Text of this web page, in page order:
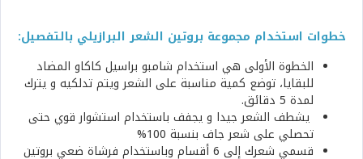
خطوات استخدام مجموعة بروتين الشعر البرازيلي بالتفصيل:
الخطوة الأولى هي استخدام شامبو براسيل كاكاو المضاد
للبقايا، توضع كمية مناسبة على الشعر ويتم تدلكيه و يترك
لمدة 5 دقائق.
يشطف الشعر جيدا و يجفف باستخدام استشوار قوي حتى
تحصلي على شعر جاف بنسبة 100%
قسمي شعرك إلى 6 أقسام وباستخدام فرشاة ضعي بروتين